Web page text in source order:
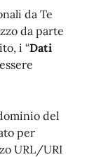
da Te
da parte
i “Dati
del
per
URL/URI